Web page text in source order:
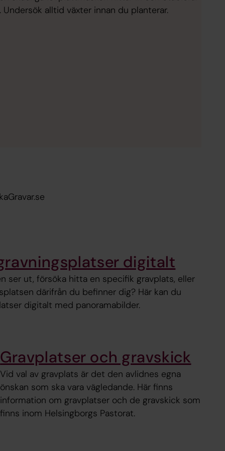
alltid växter innan du planterar.
digitalt
ser ut, försöka hitta en specifik gravplats, eller
därifrån du befinner dig? Här kan du
digitalt med panoramabilder.
Gravplatser och gravskick
Vid val av gravplats är det den avlidnes egna
önskan som ska vara vägledande. Här finns
information om gravplatser och de gravskick som
finns inom Helsingborgs Pastorat.